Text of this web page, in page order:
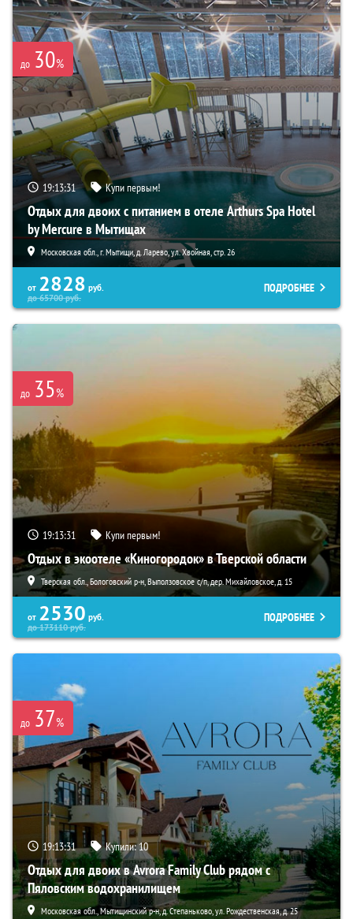
до 30%
19:13:29 Купи первым!
Отдых для двоих с питанием в отеле Arthurs Spa Hotel
by Mercure в Мытищах
Московская обл., г. Мытищи, д. Ларево, ул. Хвойная, стр. 26
от 2828 руб.
до65700руб.
ПОДРОБНЕЕ
до 35%
19:13:29 Купи первым!
Отдых в экоотеле «Киногородок» в Тверской области
Тверская обл., Бологовский р-н, Выползовское с/п, дер. Михайловское, д. 15
от 2530 руб.
до173110руб.
ПОДРОБНЕЕ
до 37%
19:13:29 Купили:10
Отдых для двоих в Avrora Family Club рядом с
Пяловским водохранилищем
Московская обл., Мытищинский р-н, д. Степаньково, ул. Рождественская, д. 25